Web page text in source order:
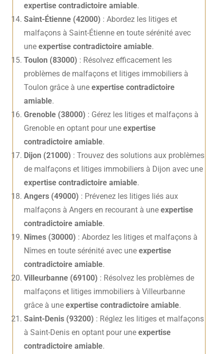
expertise contradictoire amiable.
Saint-Étienne (42000) : Abordez les litiges et
malfaçons à Saint-Étienne en toute sérénité avec
une expertise contradictoire amiable.
Toulon (83000) : Résolvez efficacement les
problèmes de malfaçons et litiges immobiliers à
Toulon grâce à une expertise contradictoire
amiable.
Grenoble (38000) : Gérez les litiges et malfaçons à
Grenoble en optant pour une expertise
contradictoire amiable.
Dijon (21000) : Trouvez des solutions aux problèmes
de malfaçons et litiges immobiliers à Dijon avec une
expertise contradictoire amiable.
Angers (49000) : Prévenez les litiges liés aux
malfaçons à Angers en recourant à une expertise
contradictoire amiable.
Nîmes (30000) : Abordez les litiges et malfaçons à
Nîmes en toute sérénité avec une expertise
contradictoire amiable.
Villeurbanne (69100) : Résolvez les problèmes de
malfaçons et litiges immobiliers à Villeurbanne
grâce à une expertise contradictoire amiable.
Saint-Denis (93200) : Réglez les litiges et malfaçons
à Saint-Denis en optant pour une expertise
contradictoire amiable.